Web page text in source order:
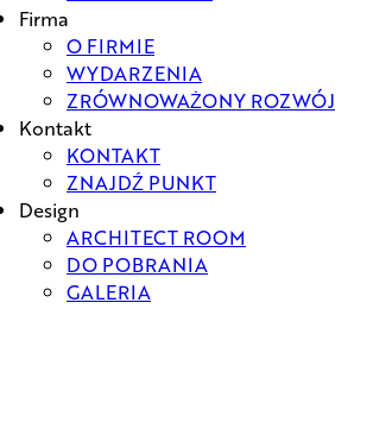
Firma
O FIRMIE
WYDARZENIA
ZRÓWNOWAŻONY ROZWÓJ
Kontakt
KONTAKT
ZNAJDŹ PUNKT
Design
ARCHITECT ROOM
DO POBRANIA
GALERIA